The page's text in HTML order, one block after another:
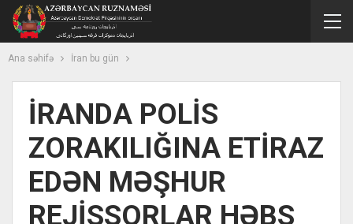
Ana səhifə İran bu gün
İRANDA POLİS
ZORAKILIĞINA ETİRAZ
EDƏN MƏŞHUR
REJİSSORLAR HƏBS